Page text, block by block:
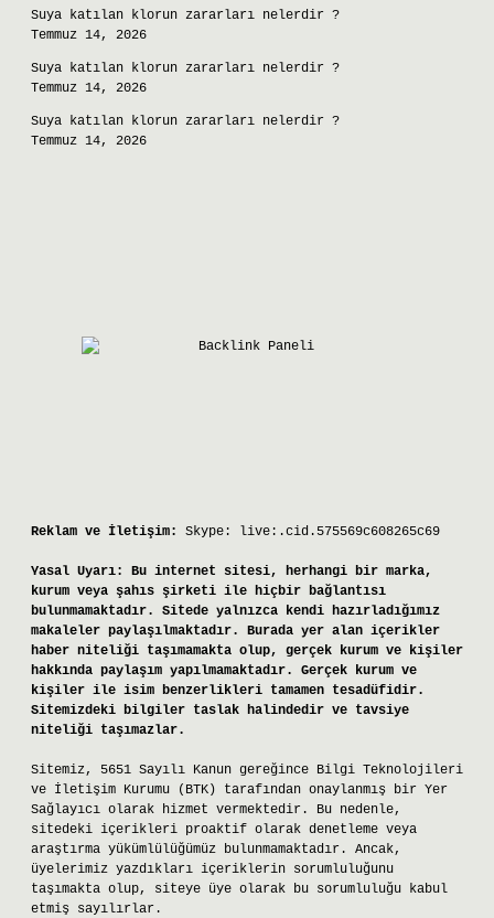
Suya katılan klorun zararları nelerdir ?
Temmuz 14, 2026
Suya katılan klorun zararları nelerdir ?
Temmuz 14, 2026
Suya katılan klorun zararları nelerdir ?
Temmuz 14, 2026
Reklam ve İletişim: Skype: live:.cid.575569c608265c69
Yasal Uyarı:
Bu internet sitesi, herhangi bir marka,
kurum veya şahıs şirketi ile hiçbir bağlantısı
bulunmamaktadır. Sitede yalnızca kendi hazırladığımız
makaleler paylaşılmaktadır. Burada yer alan içerikler
haber niteliği taşımamakta olup, gerçek kurum ve kişiler
hakkında paylaşım yapılmamaktadır. Gerçek kurum ve
kişiler ile isim benzerlikleri tamamen tesadüfidir.
Sitemizdeki bilgiler taslak halindedir ve tavsiye
niteliği taşımazlar.
Sitemiz, 5651 Sayılı Kanun gereğince Bilgi Teknolojileri
ve İletişim Kurumu (BTK) tarafından onaylanmış bir Yer
Sağlayıcı olarak hizmet vermektedir. Bu nedenle,
sitedeki içerikleri proaktif olarak denetleme veya
araştırma yükümlülüğümüz bulunmamaktadır. Ancak,
üyelerimiz yazdıkları içeriklerin sorumluluğunu
taşımakta olup, siteye üye olarak bu sorumluluğu kabul
etmiş sayılırlar.